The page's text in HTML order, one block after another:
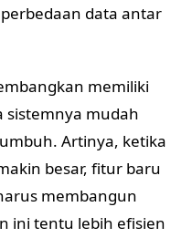
data antar
memiliki
sistemnya mudah
Artinya, ketika
besar, fitur baru
membangun
ini tentu lebih efisien